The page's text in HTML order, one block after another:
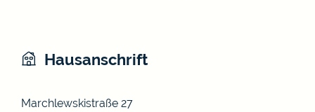
Hausanschrift
Marchlewskistraße 27